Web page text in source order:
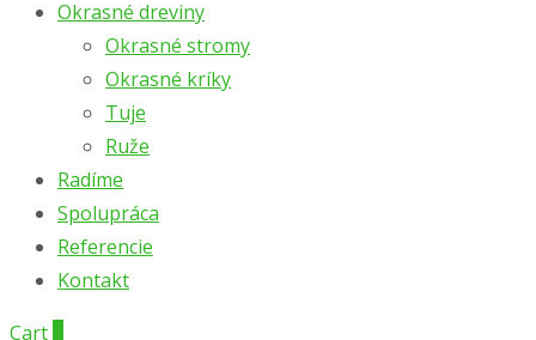
Okrasné dreviny
Okrasné stromy
Okrasné kríky
Tuje
Ruže
Radíme
Spolupráca
Referencie
Kontakt
Cart